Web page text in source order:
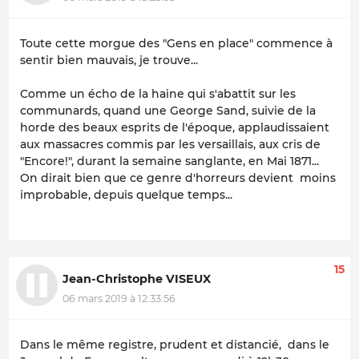
Toute cette morgue des "Gens en place" commence à
sentir bien mauvais, je trouve...
Comme un écho de la haine qui s'abattit sur les
communards, quand une George Sand, suivie de la
horde des beaux esprits de l'époque, applaudissaient
aux massacres commis par les versaillais, aux cris de
"Encore!", durant la semaine sanglante, en Mai 1871...
On dirait bien que ce genre d'horreurs devient moins
improbable, depuis quelque temps...
Jean-Christophe VISEUX
06 mars 2019 à 12:33:56
15
Dans le même registre, prudent et distancié, dans le